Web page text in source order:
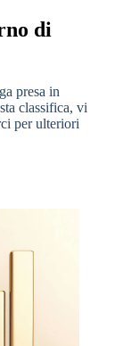
di
presa in
classifica, vi
per ulteriori